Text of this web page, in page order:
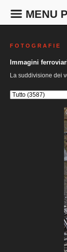
MENU
F O T O G R A F I E
Immagini
La suddivisione dei